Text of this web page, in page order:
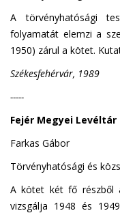
A törvényhatósági
folyamatát elemzi a
1950) zárul a kötet.
Székesfehérvár, 1989
-----
Fejér Megyei Levéltár
Farkas Gábor
Törvényhatósági és
A kötet két fő részből
vizsgálja 1948 és